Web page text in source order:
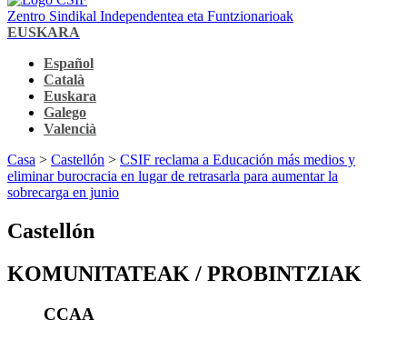
Zentro Sindikal Independentea eta Funtzionarioak
EUSKARA
Español
Català
Euskara
Galego
Valencià
Casa > Castellón > CSIF reclama a Educación más medios y
eliminar burocracia en lugar de retrasarla para aumentar la
sobrecarga en junio
Castellón
KOMUNITATEAK / PROBINTZIAK
CCAA